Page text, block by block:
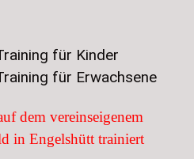
für Kinder
für Erwachsene
dem vereinseigenem
in Engelshütt trainiert